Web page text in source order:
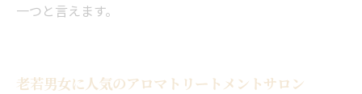
一つと言えます。
老若男女に人気のアロマトリートメントサロン